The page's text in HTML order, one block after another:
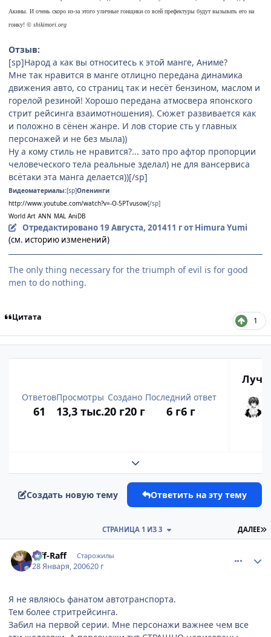
Акины. И очень скоро из-за этого уличные гонщики со всей префектуры будут вызывать его на
гонку! © shikimori.org
Отзыв:
[sp]Народ а как вы относитесь к этой манге, Аниме?
Мне так нравится в манге отлицно передана динамика
движения авто, со страниц так и несёт бензином, маслом и
горелой резиной! Хорошо передана атмосвера японского
стрит рейсинга взаимотношения). Сюжет развивается как
и положно в сёнен жанре. И лов сторие сть у главных
персонажей и не без мыла))
Ну а кому стиль не нравится?... зато про афтор пропорции
человеческого тела реальные зделал) не для вансервиса
всётаки эта манга делается))[/sp]
Видеоматериалы:[sp]Опенинги
http://www.youtube.com/watch?v=-O-5PTvusow[/sp]
World Art ANN MAL AniDB
Отредактировано 19 Августа, 201411 гот Himura Yumi
(см. историю изменений)
The only thing necessary for the triumph of evil is for good
men to do nothing.
Цитата 1
Ответов
61
Просмотры
13,3 тыс.
Создано
20 г20 г
Последний ответ
6 г6 г
Развернуть обзор темы
Создать новую тему Ответить на эту тему
ДАЛЕЕ
СТРАНИЦА 1 ИЗ 3
Riff-Raff Старожилы
28 Января, 200620 г
Я не являюсь фанатом автотранспорта.
Тем более стритрейсинга.
Забил на первой серии. Мне персонажи важнее чем все